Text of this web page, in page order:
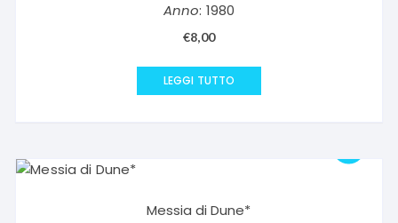
Anno: 1980
€8,00
LEGGI TUTTO
Messia di Dune*